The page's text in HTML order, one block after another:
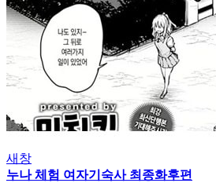
새창
누나 체험 여자기숙사 최종화후편